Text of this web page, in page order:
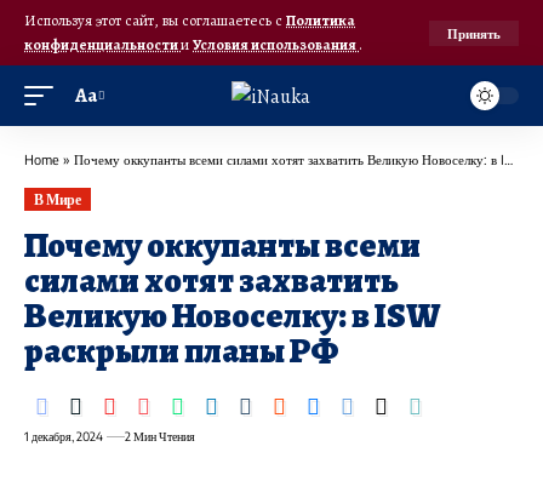
Используя этот сайт, вы соглашаетесь с Политика
конфиденциальностииУсловия использования.
Принять
Аа
Home » ​Почему оккупанты всеми силами хотят захватить Великую Новоселку: в ISW раскрыли планы РФ
В Мире
​Почему оккупанты всеми
силами хотят захватить
Великую Новоселку: в ISW
раскрыли планы РФ
1 декабря, 2024 2 Мин Чтения